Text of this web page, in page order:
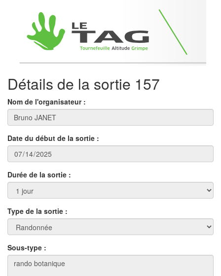
Détails de la sortie 157
Nom de l'organisateur :
Date du début de la sortie :
Durée de la sortie :
Type de la sortie :
Sous-type :